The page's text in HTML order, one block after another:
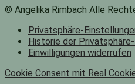
© Angelika Rimbach Alle
Privatsphäre-
Historie der
Einwilligungen widerrufen
Cookie Consent mit Real